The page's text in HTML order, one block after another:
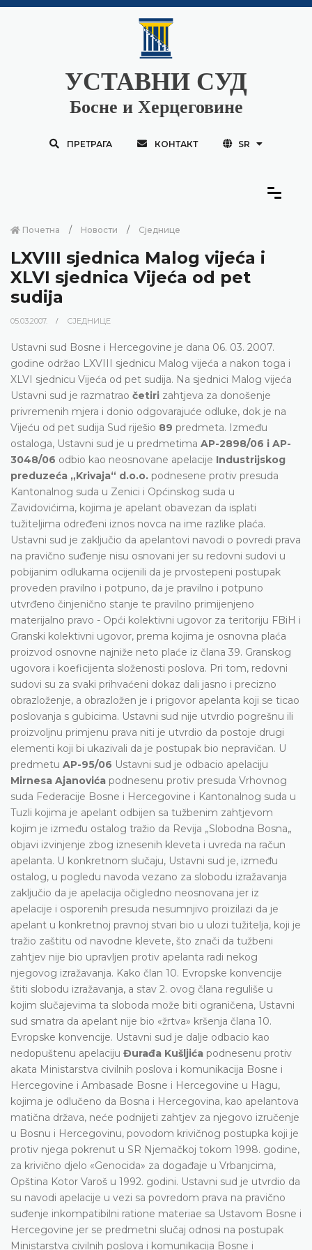
УСТАВНИ СУД
Босне и Херцеговине
ПРЕТРАГА КОНТАКТ SR
Почетна Новости Сједнице
LXVIII sjednica Malog vijeća i
XLVI sjednica Vijeća od pet
sudija
05.03.2007. СЈЕДНИЦЕ
Ustavni sud Bosne i Hercegovine je dana 06. 03. 2007.
godine održao LXVIII sjednicu Malog vijeća a nakon toga i
XLVI sjednicu Vijeća od pet sudija. Na sjednici Malog vijeća
Ustavni sud je razmatrao četiri zahtjeva za donošenje
privremenih mjera i donio odgovarajuće odluke, dok je na
Vijeću od pet sudija Sud riješio 89 predmeta. Između
ostaloga, Ustavni sud je u predmetima AP-2898/06 i AP-
3048/06 odbio kao neosnovane apelacije Industrijskog
preduzeća „Krivaja“ d.o.o. podnesene protiv presuda
Kantonalnog suda u Zenici i Općinskog suda u
Zavidovićima, kojima je apelant obavezan da isplati
tužiteljima određeni iznos novca na ime razlike plaća.
Ustavni sud je zaključio da apelantovi navodi o povredi prava
na pravično suđenje nisu osnovani jer su redovni sudovi u
pobijanim odlukama ocijenili da je prvostepeni postupak
proveden pravilno i potpuno, da je pravilno i potpuno
utvrđeno činjenično stanje te pravilno primijenjeno
materijalno pravo - Opći kolektivni ugovor za teritoriju FBiH i
Granski kolektivni ugovor, prema kojima je osnovna plaća
proizvod osnovne najniže neto plaće iz člana 39. Granskog
ugovora i koeficijenta složenosti poslova. Pri tom, redovni
sudovi su za svaki prihvaćeni dokaz dali jasno i precizno
obrazloženje, a obrazložen je i prigovor apelanta koji se ticao
poslovanja s gubicima. Ustavni sud nije utvrdio pogrešnu ili
proizvoljnu primjenu prava niti je utvrdio da postoje drugi
elementi koji bi ukazivali da je postupak bio nepravičan. U
predmetu AP-95/06 Ustavni sud je odbacio apelaciju
Mirnesa Ajanovića podnesenu protiv presuda Vrhovnog
suda Federacije Bosne i Hercegovine i Kantonalnog suda u
Tuzli kojima je apelant odbijen sa tužbenim zahtjevom
kojim je između ostalog tražio da Revija „Slobodna Bosna„
objavi izvinjenje zbog iznesenih kleveta i uvreda na račun
apelanta. U konkretnom slučaju, Ustavni sud je, između
ostalog, u pogledu navoda vezano za slobodu izražavanja
zaključio da je apelacija očigledno neosnovana jer iz
apelacije i osporenih presuda nesumnjivo proizilazi da je
apelant u konkretnoj pravnoj stvari bio u ulozi tužitelja, koji je
tražio zaštitu od navodne klevete, što znači da tužbeni
zahtjev nije bio upravljen protiv apelanta radi nekog
njegovog izražavanja. Kako član 10. Evropske konvencije
štiti slobodu izražavanja, a stav 2. ovog člana reguliše u
kojim slučajevima ta sloboda može biti ograničena, Ustavni
sud smatra da apelant nije bio «žrtva» kršenja člana 10.
Evropske konvencije. Ustavni sud je dalje odbacio kao
nedopuštenu apelaciju Đurađa Kušljića podnesenu protiv
akata Ministarstva civilnih poslova i komunikacija Bosne i
Hercegovine i Ambasade Bosne i Hercegovine u Hagu,
kojima je odlučeno da Bosna i Hercegovina, kao apelantova
matična država, neće podnijeti zahtjev za njegovo izručenje
u Bosnu i Hercegovinu, povodom krivičnog postupka koji je
protiv njega pokrenut u SR Njemačkoj tokom 1998. godine,
za krivično djelo «Genocida» za događaje u Vrbanjcima,
Opština Kotor Varoš u 1992. godini. Ustavni sud je utvrdio da
su navodi apelacije u vezi sa povredom prava na pravično
suđenje inkompatibilni ratione materiae sa Ustavom Bosne i
Hercegovine jer se predmetni slučaj odnosi na postupak
Ministarstva civilnih poslova i komunikacija Bosne i